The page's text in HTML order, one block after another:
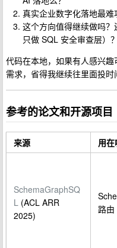
真实企业数字化落地最难
这个方向值得继续做吗
只做 SQL 安全审查层）？
代码在本地，如果有人感兴
需求，省得我继续往里面投时
参考的论文和开源项目
来源 用在
SchemaGraphSQ
L (ACL ARR
2025)
路由